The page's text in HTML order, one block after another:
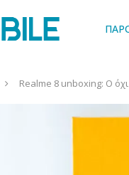
Realme 8 unboxing: Ο